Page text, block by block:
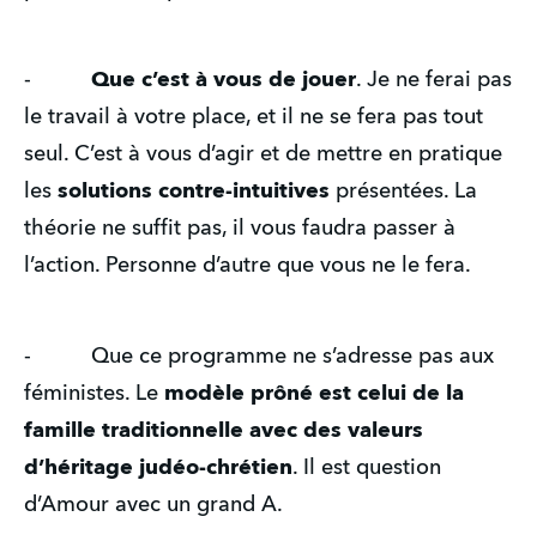
- Que c’est à vous de jouer. Je ne ferai pas
le travail à votre place, et il ne se fera pas tout
seul. C’est à vous d’agir et de mettre en pratique
les solutions contre-intuitives présentées. La
théorie ne suffit pas, il vous faudra passer à
l’action. Personne d’autre que vous ne le fera.
-          Que ce programme ne s’adresse pas aux
féministes. Le modèle prôné est celui de la
famille traditionnelle avec des valeurs
d’héritage judéo-chrétien. Il est question
d’Amour avec un grand A.